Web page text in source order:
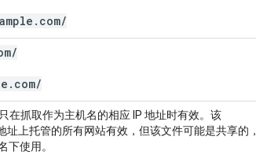
在抓取作为主机名的相应 IP 地址时有效。该
上托管的所有网站有效，但该文件可能是共享的，
下使用。